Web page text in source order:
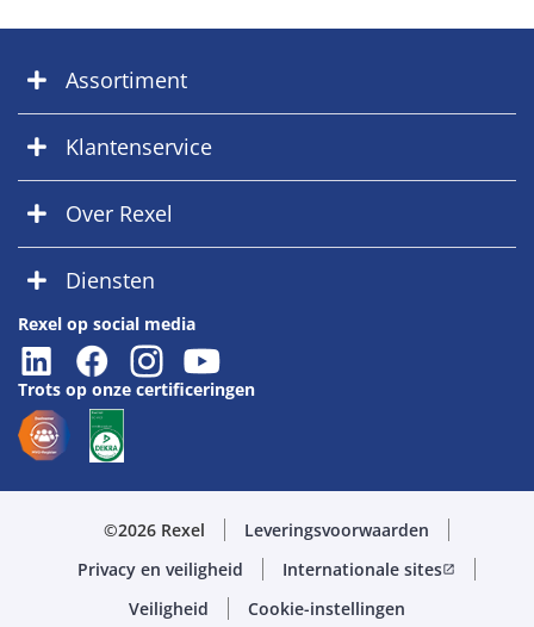
Assortiment
Klantenservice
Over Rexel
Diensten
Rexel op social media
Trots op onze certificeringen
©2026 Rexel
Leveringsvoorwaarden
Privacy en veiligheid
Internationale sitesopen_in_new
Veiligheid Cookie-instellingen